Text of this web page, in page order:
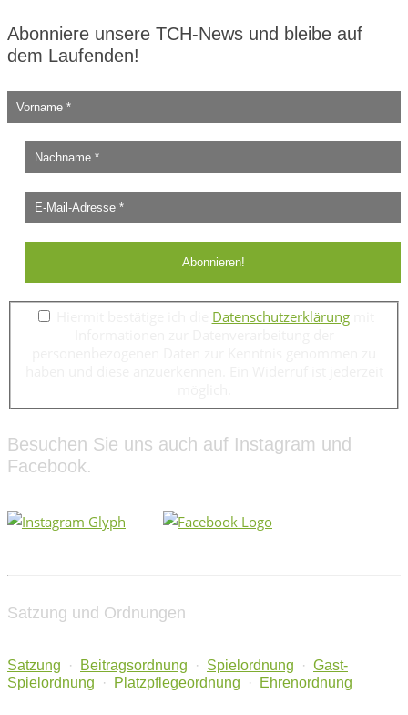
Abonniere unsere TCH-News und bleibe auf
dem Laufenden!
Datenschutzerklärungmit
Besuchen Sie uns auch auf Instagram und
Facebook.
Satzung und Ordnungen
Satzung · Beitragsordnung · Spielordnung · Gast-
Spielordnung
· Platzpflegeordnung · Ehrenordnung